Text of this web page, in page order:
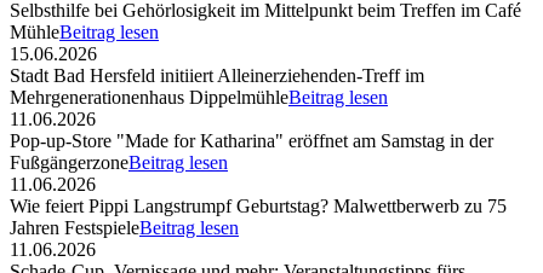
Selbsthilfe bei Gehörlosigkeit im Mittelpunkt beim Treffen im Café
MühleBeitrag lesen
15.06.2026
Stadt Bad Hersfeld initiiert Alleinerziehenden-Treff im
Mehrgenerationenhaus DippelmühleBeitrag lesen
11.06.2026
Pop-up-Store "Made for Katharina" eröffnet am Samstag in der
FußgängerzoneBeitrag lesen
11.06.2026
Wie feiert Pippi Langstrumpf Geburtstag? Malwettberwerb zu 75
Jahren FestspieleBeitrag lesen
11.06.2026